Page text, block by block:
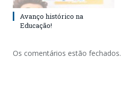
Avanço histórico na
Educação!
Os comentários estão fechados.